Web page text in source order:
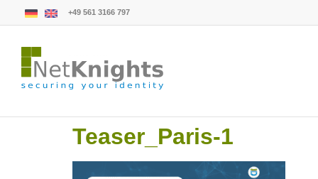
+49 561 3166 797
Teaser_Paris-1